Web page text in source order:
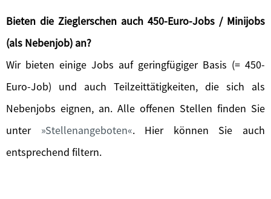
Bieten die Zieglerschen auch 450-Euro-Jobs / Minijobs
(als Nebenjob) an?
Wir bieten einige Jobs auf geringfügiger Basis (= 450-
Euro-Job) und auch Teilzeittätigkeiten, die sich als
Nebenjobs eignen, an. Alle offenen Stellen finden Sie
unter
Stellenangeboten . Hier können Sie auch
entsprechend filtern.